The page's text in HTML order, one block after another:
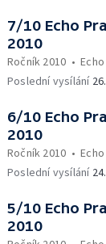
7/10 Echo
2010
Ročník 2010 •
Poslední vysílání
6/10 Echo
2010
Ročník 2010 •
Poslední vysílání
5/10 Echo
2010